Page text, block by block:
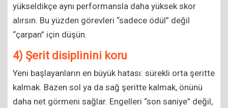
yükseldikçe aynı performansla daha yüksek skor
alırsın. Bu yüzden görevleri “sadece ödül” değil
“çarpan” için düşün.
4) Şerit disiplinini koru
Yeni başlayanların en büyük hatası: sürekli orta şeritte
kalmak. Bazen sol ya da sağ şeritte kalmak, önünü
daha net görmeni sağlar. Engelleri “son saniye” değil,